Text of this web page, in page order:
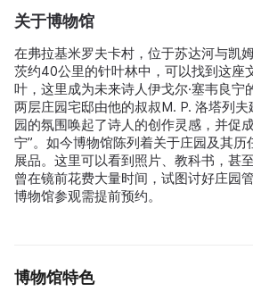
关于博物馆
在弗拉基米罗夫卡村，位于苏达河与凯
茨约40公里的针叶林中，可以找到这座
叶，这里成为未来诗人伊戈尔·塞韦良宁
两层庄园宅邸由他的叔叔M. P. 洛塔列
园的氛围唤起了诗人的创作灵感，并促
宁”。如今博物馆陈列着关于庄园及其历
展品。这里可以看到照片、教科书，
曾在镜前花费大量时间，试图讨好庄园
博物馆参观需提前预约。
博物馆特色